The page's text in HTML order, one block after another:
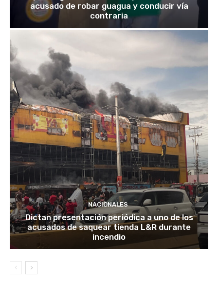
acusado de robar guagua y conducir vía
contraria
NACIONALES
Dictan presentación periódica a uno de los
acusados de saquear tienda L&R durante
incendio